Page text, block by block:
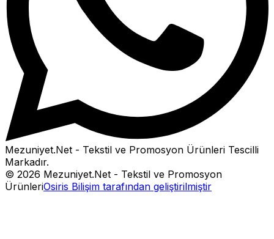
Mezuniyet.Net - Tekstil ve Promosyon Ürünleri Tescilli
Markadır.
© 2026 Mezuniyet.Net - Tekstil ve Promosyon
ÜrünleriOsiris Bilişim tarafından geliştirilmiştir